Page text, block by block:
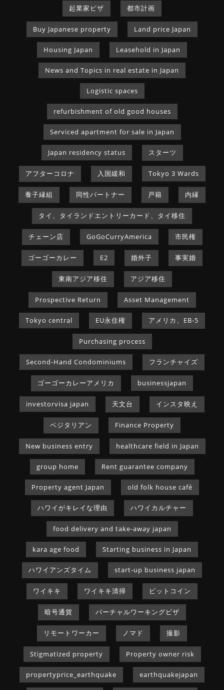
起業家ビザ 都市計画
Buy Japanese property Land price Japan
Housing Japan Leasehold in Japan
News and Topics in real estate in Japan
Logistic spaces
refurbishment of old good houses
Serviced apartment for sale in Japan
Japan residency status スターツ
アフターコロナ 入国緩和 Tokyo 3 Wards
養子縁組 同性パートナー 戸籍 内縁
タイ、タイランドエントリーカード、タイ移住
チェーン店 GoGoCurryAmerica 市民権
ゴーゴーカレー E2 婚外子 事実婚
東南アジア移住 アジア移住
Prospective Return Asset Management
Tokyo central EU永住権 アメリカ、EB-5
Purchasing process
Second-Hand Condominiums フランチャイズ
ゴーゴーカレーアメリカ businessjapan
investorvisa japan 天文台 インスタ映え
ベジタリアン Finance Property
New business entry healthcare field in Japan
group home Rent guarantee company
Property agent Japan old folk house café
ハワイがキレイな理由 ハワイカルチャー
food delivery and take-away japan
kara age food Starting business in Japan
ハワイアンズタイム start-up business japan
ワイキキ ワイキキ清掃 ビットコイン
暗号通貨 バーチャルワーキングビザ
リモートワーカー ノマド 撮影
Stigmatized property Property owner risk
propertyprice_earthquake earthquakejapan